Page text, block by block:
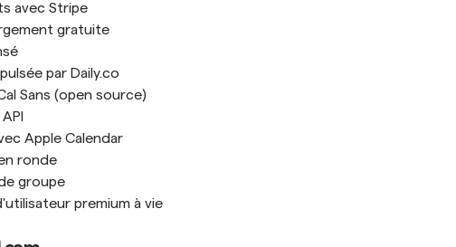
avec Stripe
gratuite
par Daily.co
Sans (open source)
Apple Calendar
ronde
groupe
premium à vie